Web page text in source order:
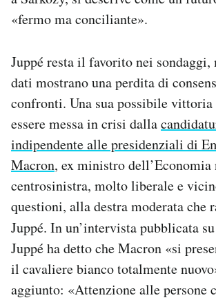
«fermo ma conciliante».
Juppé resta il favorito nei
dati mostrano una perdita di
confronti. Una sua possibile vittoria
essere messa in crisi dalla
indipendente alle presidenziali di
Macron, ex ministro dell’Economia
centrosinistra, molto liberale e
questioni, alla destra moderata che
Juppé. In un’intervista pubblicata su
Juppé ha detto che Macron «si
il cavaliere bianco totalmente
aggiunto: «Attenzione alle persone